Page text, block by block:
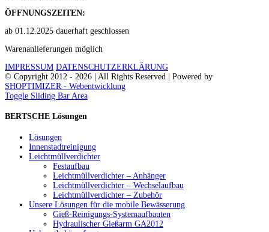
ÖFFNUNGSZEITEN:
ab 01.12.2025 dauerhaft geschlossen
Warenanlieferungen möglich
IMPRESSUM DATENSCHUTZERKLÄRUNG
© Copyright 2012 - 2026 | All Rights Reserved | Powered by
SHOPTIMIZER - Webentwicklung
Toggle Sliding Bar Area
BERTSCHE Lösungen
Lösungen
Innenstadtreinigung
Leichtmüllverdichter
Festaufbau
Leichtmüllverdichter – Anhänger
Leichtmüllverdichter – Wechselaufbau
Leichtmüllverdichter – Zubehör
Unsere Lösungen für die mobile Bewässerung
Gieß-Reinigungs-Systemaufbauten
Hydraulischer Gießarm GA2012